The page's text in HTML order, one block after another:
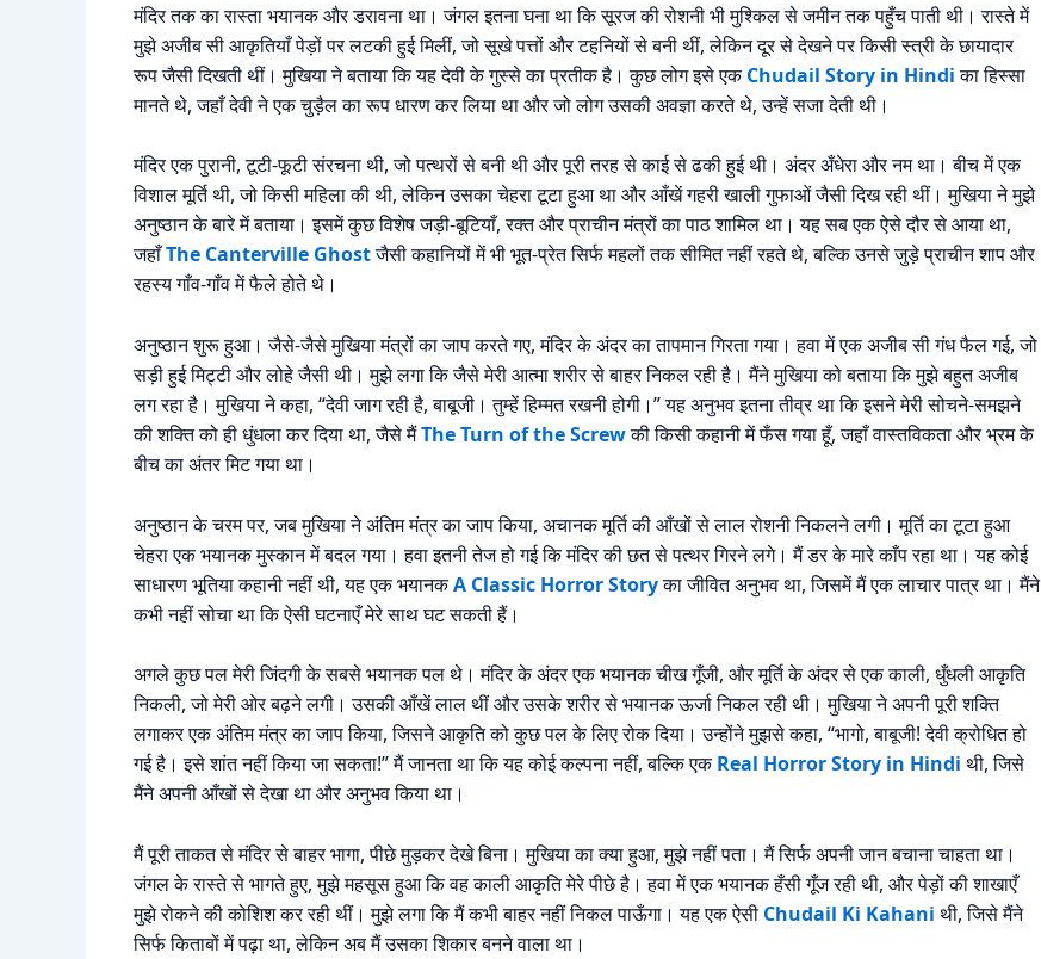
मंदिर तक का रास्ता भयानक और डरावना था। जंगल इतना घना था कि सूरज की रोशनी भी मुश्किल से जमीन तक पहुँच पाती थी। रास्ते में
मुझे अजीब सी आकृतियाँ पेड़ों पर लटकी हुई मिलीं, जो सूखे पत्तों और टहनियों से बनी थीं, लेकिन दूर से देखने पर किसी स्त्री के छायादार
रूप जैसी दिखती थीं। मुखिया ने बताया कि यह देवी के गुस्से का प्रतीक है। कुछ लोग इसे एकChudail Story in Hindiका हिस्सा
मानते थे, जहाँ देवी ने एक चुड़ैल का रूप धारण कर लिया था और जो लोग उसकी अवज्ञा करते थे, उन्हें सजा देती थी।
मंदिर एक पुरानी, टूटी-फूटी संरचना थी, जो पत्थरों से बनी थी और पूरी तरह से काई से ढकी हुई थी। अंदर अँधेरा और नम था। बीच में एक
विशाल मूर्ति थी, जो किसी महिला की थी, लेकिन उसका चेहरा टूटा हुआ था और आँखें गहरी खाली गुफाओं जैसी दिख रही थीं। मुखिया ने मुझे
अनुष्ठान के बारे में बताया। इसमें कुछ विशेष जड़ी-बूटियाँ, रक्त और प्राचीन मंत्रों का पाठ शामिल था। यह सब एक ऐसे दौर से आया था,
जहाँThe Canterville Ghostजैसी कहानियों में भी भूत-प्रेत सिर्फ महलों तक सीमित नहीं रहते थे, बल्कि उनसे जुड़े प्राचीन शाप और
रहस्य गाँव-गाँव में फैले होते थे।
अनुष्ठान शुरू हुआ। जैसे-जैसे मुखिया मंत्रों का जाप करते गए, मंदिर के अंदर का तापमान गिरता गया। हवा में एक अजीब सी गंध फैल गई, जो
सड़ी हुई मिट्टी और लोहे जैसी थी। मुझे लगा कि जैसे मेरी आत्मा शरीर से बाहर निकल रही है। मैंने मुखिया को बताया कि मुझे बहुत अजीब
लग रहा है। मुखिया ने कहा, “देवी जाग रही है, बाबूजी। तुम्हें हिम्मत रखनी होगी।” यह अनुभव इतना तीव्र था कि इसने मेरी सोचने-समझने
की शक्ति को ही धुंधला कर दिया था, जैसे मैंThe Turn of the Screwकी किसी कहानी में फँस गया हूँ, जहाँ वास्तविकता और भ्रम के
बीच का अंतर मिट गया था।
अनुष्ठान के चरम पर, जब मुखिया ने अंतिम मंत्र का जाप किया, अचानक मूर्ति की आँखों से लाल रोशनी निकलने लगी। मूर्ति का टूटा हुआ
चेहरा एक भयानक मुस्कान में बदल गया। हवा इतनी तेज हो गई कि मंदिर की छत से पत्थर गिरने लगे। मैं डर के मारे काँप रहा था। यह कोई
साधारण भूतिया कहानी नहीं थी, यह एक भयानकA Classic Horror Storyका जीवित अनुभव था, जिसमें मैं एक लाचार पात्र था। मैंने
कभी नहीं सोचा था कि ऐसी घटनाएँ मेरे साथ घट सकती हैं।
अगले कुछ पल मेरी जिंदगी के सबसे भयानक पल थे। मंदिर के अंदर एक भयानक चीख गूँजी, और मूर्ति के अंदर से एक काली, धुँधली आकृति
निकली, जो मेरी ओर बढ़ने लगी। उसकी आँखें लाल थीं और उसके शरीर से भयानक ऊर्जा निकल रही थी। मुखिया ने अपनी पूरी शक्ति
लगाकर एक अंतिम मंत्र का जाप किया, जिसने आकृति को कुछ पल के लिए रोक दिया। उन्होंने मुझसे कहा, “भागो, बाबूजी! देवी क्रोधित हो
गई है। इसे शांत नहीं किया जा सकता!” मैं जानता था कि यह कोई कल्पना नहीं, बल्कि एकReal Horror Story in Hindi थी, जिसे
मैंने अपनी आँखों से देखा था और अनुभव किया था।
मैं पूरी ताकत से मंदिर से बाहर भागा, पीछे मुड़कर देखे बिना। मुखिया का क्या हुआ, मुझे नहीं पता। मैं सिर्फ अपनी जान बचाना चाहता था।
जंगल के रास्ते से भागते हुए, मुझे महसूस हुआ कि वह काली आकृति मेरे पीछे है। हवा में एक भयानक हँसी गूँज रही थी, और पेड़ों की शाखाएँ
मुझे रोकने की कोशिश कर रही थीं। मुझे लगा कि मैं कभी बाहर नहीं निकल पाऊँगा। यह एक ऐसी Chudail Ki Kahani थी, जिसे मैंने
सिर्फ किताबों में पढ़ा था, लेकिन अब मैं उसका शिकार बनने वाला था।